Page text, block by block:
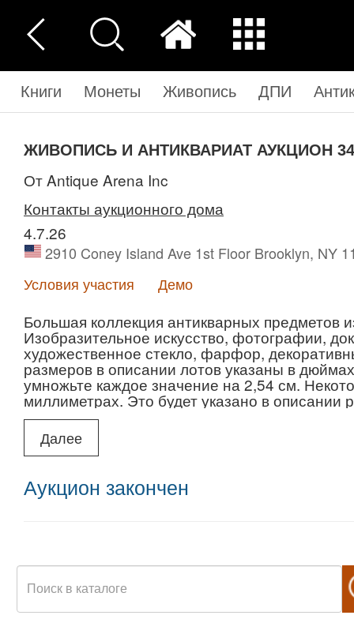
Книги Монеты Живопись ДПИ
ЖИВОПИСЬ И АНТИКВАРИАТ АУКЦИОН
от Antique Arena Inc
Контакты аукционного дома
4.7.26
2910 Coney Island Ave 1st Floor Brooklyn, NY
Условия участия
Демо
Большая коллекция антикварных предметов
Изобразительное искусство, фотографии,
художественное стекло, фарфор,
размеров в описании лотов указаны в
умножьте каждое значение на 2,54 см.
миллиметрах. Это будет указано в описании
Международная доставка предметов из
Email: deliveryrus12@gmail.com
Далее
Аукцион закончен